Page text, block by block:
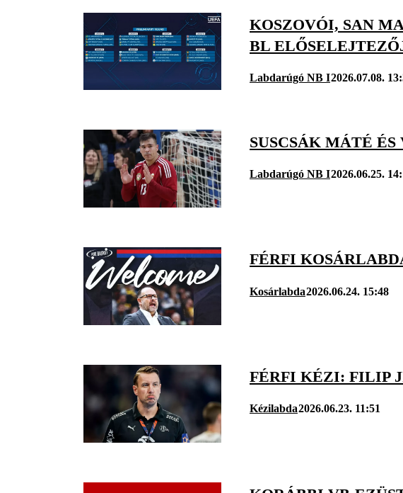
KOSZOVÓI, SAN
BL
Labdarúgó NB I2026.07.08.
SUSCSÁK MÁTÉ
Labdarúgó NB I2026.06.25.
FÉRFI
Kosárlabda2026.06.24. 15:48
FÉRFI KÉZI: FILIP
Kézilabda2026.06.23. 11:51